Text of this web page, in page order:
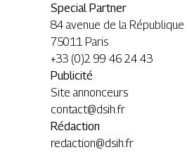
Special Partner
84 avenue de la République
75011 Paris
+33 (0)2 99 46 24 43
Publicité
Site annonceurs
contact@dsih.fr
Rédaction
redaction@dsih.fr